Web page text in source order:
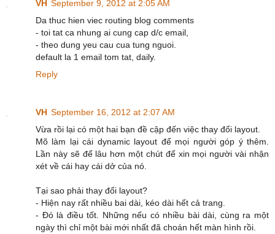
VH September 9, 2012 at 2:05 AM
Da thuc hien viec routing blog comments
- toi tat ca nhung ai cung cap d/c email,
- theo dung yeu cau cua tung nguoi.
default la 1 email tom tat, daily.
Reply
VH September 16, 2012 at 2:07 AM
Vừa rồi lại có một hai bạn đề cập đến việc thay đổi layout.
Mõ làm lại cái dynamic layout để mọi người góp ý thêm.
Lần này sẽ để lâu hơn một chút để xin mọi người vài nhận
xét về cái hay cái dở của nó.
Tại sao phải thay đổi layout?
- Hiện nay rất nhiều bai dài, kéo dài hết cả trang.
- Đó là điều tốt. Những nếu có nhiều bài dài, cùng ra một
ngày thì chỉ một bài mới nhất đã choán hết màn hình rồi.